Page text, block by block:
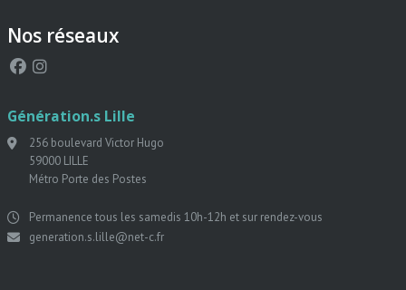
Nos réseaux
Génération.s Lille
256 boulevard Victor Hugo
59000 LILLE
Métro Porte des Postes
Permanence tous les samedis 10h-12h et sur rendez-vous
generation.s.lille@net-c.fr